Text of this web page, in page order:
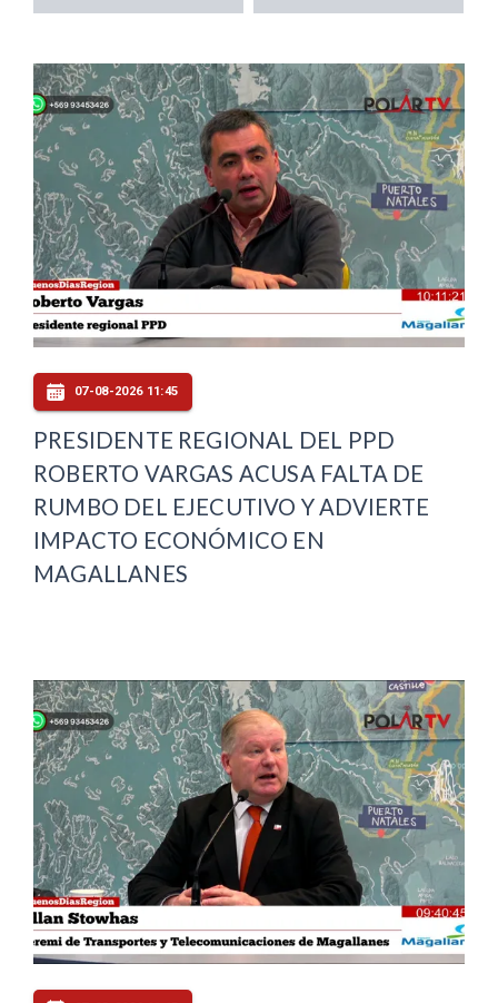
07-08-2026 11:45
PRESIDENTE REGIONAL DEL PPD
ROBERTO VARGAS ACUSA FALTA DE
RUMBO DEL EJECUTIVO Y ADVIERTE
IMPACTO ECONÓMICO EN
MAGALLANES